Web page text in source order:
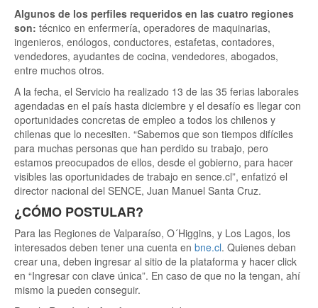
Algunos de los perfiles requeridos en las cuatro regiones
son: técnico en enfermería, operadores de maquinarias,
ingenieros, enólogos, conductores, estafetas, contadores,
vendedores, ayudantes de cocina, vendedores, abogados,
entre muchos otros.
A la fecha, el Servicio ha realizado 13 de las 35 ferias laborales
agendadas en el país hasta diciembre y el desafío es llegar con
oportunidades concretas de empleo a todos los chilenos y
chilenas que lo necesiten. “Sabemos que son tiempos difíciles
para muchas personas que han perdido su trabajo, pero
estamos preocupados de ellos, desde el gobierno, para hacer
visibles las oportunidades de trabajo en sence.cl”, enfatizó el
director nacional del SENCE, Juan Manuel Santa Cruz.
¿CÓMO POSTULAR?
Para las Regiones de Valparaíso, O´Higgins, y Los Lagos, los
interesados deben tener una cuenta en bne.cl. Quienes deban
crear una, deben ingresar al sitio de la plataforma y hacer click
en “Ingresar con clave única”. En caso de que no la tengan, ahí
mismo la pueden conseguir.